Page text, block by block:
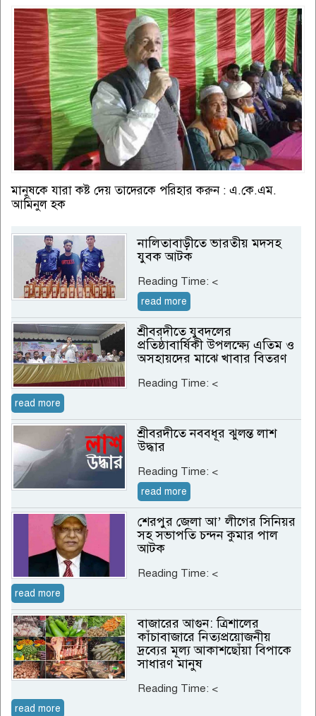
মানুষকে যারা কষ্ট দেয় তাদেরকে পরিহার করুন : এ.কে.এম.
আমিনুল হক
নালিতাবাড়ীতে ভারতীয় মদসহ
যুবক আটক
Reading Time: <
read more
শ্রীবরদীতে যুবদলের
প্রতিষ্ঠাবার্ষিকী উপলক্ষ্যে এতিম ও
অসহায়দের মাঝে খাবার বিতরণ
Reading Time: <
read more
শ্রীবরদীতে নববধূর ঝুলন্ত লাশ
উদ্ধার
Reading Time: <
read more
শেরপুর জেলা আ’ লীগের সিনিয়র
সহ সভাপতি চন্দন কুমার পাল
আটক
Reading Time: <
read more
বাজারের আগুন: ত্রিশালের
কাঁচাবাজারে নিত্যপ্রয়োজনীয়
দ্রব্যের মূল্য আকাশছোঁয়া বিপাকে
সাধারণ মানুষ
Reading Time: <
read more